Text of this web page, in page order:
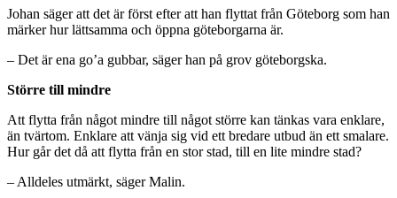
Johan säger att det är först efter att han flyttat från Göteborg som han
märker hur lättsamma och öppna göteborgarna är.
– Det är ena go’a gubbar, säger han på grov göteborgska.
Större till mindre
Att flytta från något mindre till något större kan tänkas vara enklare,
än tvärtom. Enklare att vänja sig vid ett bredare utbud än ett smalare.
Hur går det då att flytta från en stor stad, till en lite mindre stad?
– Alldeles utmärkt, säger Malin.